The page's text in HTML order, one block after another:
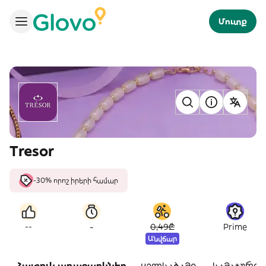
Մուտք
Tresor
-30% որոշ իրերի համար
-- - 0,49₾
Անվճար
Prime